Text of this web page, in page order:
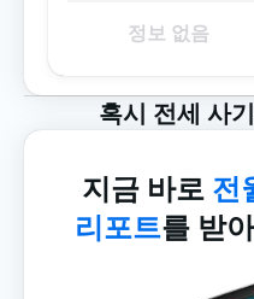
정보 없음
혹시 전세 사
지금 바로 전
리포트를 받